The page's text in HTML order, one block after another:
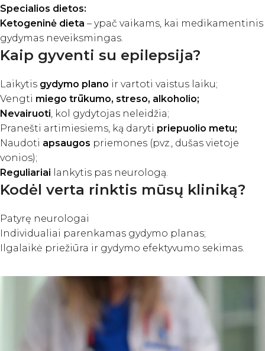
Specialios dietos:
Ketogeninė dieta – ypač vaikams, kai medikamentinis
gydymas neveiksmingas.
Kaip gyventi su epilepsija?
Laikytis gydymo plano ir vartoti vaistus laiku;
Vengti miego trūkumo, streso, alkoholio;
Nevairuoti, kol gydytojas neleidžia;
Pranešti artimiesiems, ką daryti priepuolio metu;
Naudoti apsaugos priemones (pvz., dušas vietoje
vonios);
Reguliariai lankytis pas neurologą.
Kodėl verta rinktis mūsų kliniką?
Patyrę neurologai
Individualiai parenkamas gydymo planas;
Ilgalaikė priežiūra ir gydymo efektyvumo sekimas.